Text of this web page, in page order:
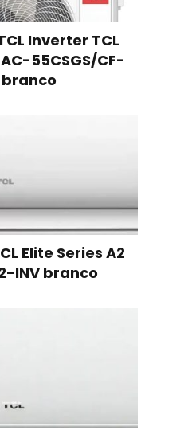
Inverter TCL
55CSGS/CF-
branco
Elite Series A2
INV branco